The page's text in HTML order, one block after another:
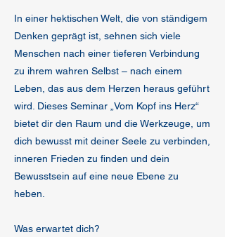
In einer hektischen Welt, die von ständigem
Denken geprägt ist, sehnen sich viele
Menschen nach einer tieferen Verbindung
zu ihrem wahren Selbst – nach einem
Leben, das aus dem Herzen heraus geführt
wird. Dieses Seminar „Vom Kopf ins Herz“
bietet dir den Raum und die Werkzeuge, um
dich bewusst mit deiner Seele zu verbinden,
inneren Frieden zu finden und dein
Bewusstsein auf eine neue Ebene zu
heben.
Was erwartet dich?